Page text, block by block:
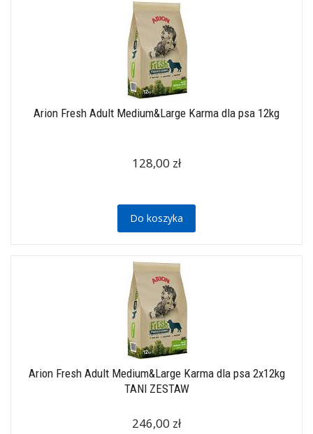
Arion Fresh Adult Medium&Large Karma dla psa 12kg
128,00 zł
Do koszyka
Arion Fresh Adult Medium&Large Karma dla psa 2x12kg
TANI ZESTAW
246,00 zł